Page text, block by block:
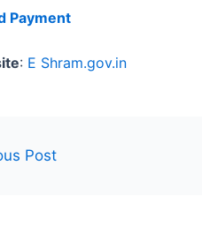
Payment
: E Shram.gov.in
Post